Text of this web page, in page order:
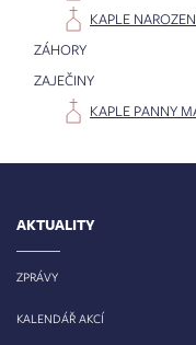
KAPLE
ZÁHORY
ZAJEČINY
KAPLE PANNY
AKTUALITY
ZPRÁVY
KALENDÁŘ AKCÍ